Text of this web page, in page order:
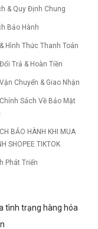
quạt kêu to khiến
thọ? Tìm hiểu ngay
phục hiệu quả để máy
7700X3D full box mới
Giá tốt
đỉnh cao, mang lại
PC gaming bị tụt
một thời gian? Tìm hiểu
phục từng bước tại Vi Tính
Dòng RTX 50
GDDR7 3GB
ra mắt dòng card đồ
tác. Nguyên nhân chính
& Quy Định Chung
Bảo Hành
Hình Thức Thanh Toán
Trả & Hoàn Tiền
Chuyển & Giao Nhận
Sách Về Bảo Mật
BẢO HÀNH KHI MUA
SHOPEE TIKTOK
Phát Triển
tình trạng hàng hóa